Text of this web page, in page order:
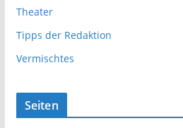
Theater
Tipps der Redaktion
Vermischtes
Seiten